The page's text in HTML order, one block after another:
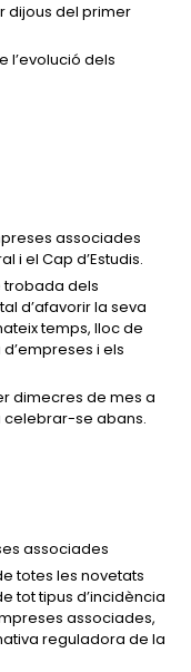
dijous del primer
l’evolució dels
associades
i el Cap d’Estudis.
trobada dels
d’afavorir la seva
temps, lloc de
i els
dimecres de mes a
celebrar-se abans.
associades
totes les novetats
tot tipus d’incidència
associades,
reguladora de la